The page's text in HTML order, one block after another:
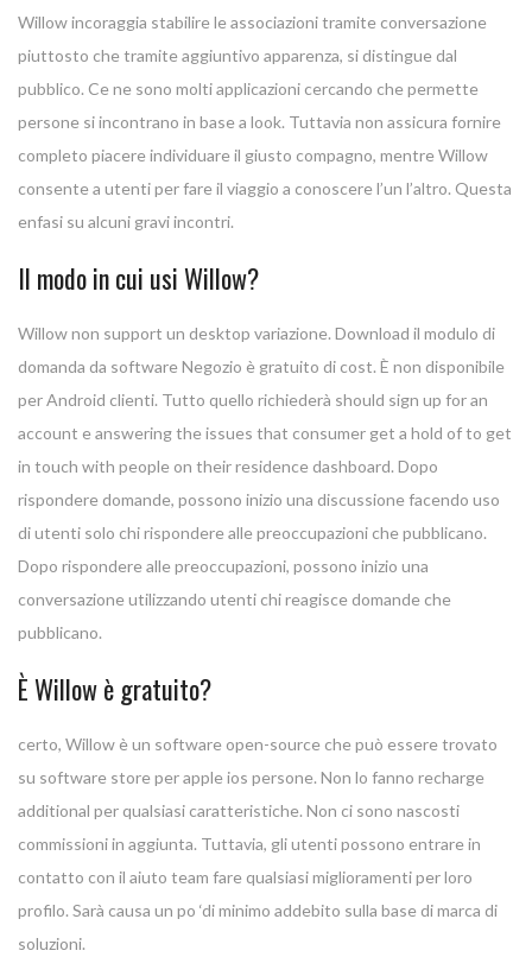
Willow incoraggia stabilire le associazioni tramite conversazione
piuttosto che tramite aggiuntivo apparenza, si distingue dal
pubblico. Ce ne sono molti applicazioni cercando che permette
persone si incontrano in base a look. Tuttavia non assicura fornire
completo piacere individuare il giusto compagno, mentre Willow
consente a utenti per fare il viaggio a conoscere l’un l’altro. Questa
enfasi su alcuni gravi incontri.
Il modo in cui usi Willow?
Willow non support un desktop variazione. Download il modulo di
domanda da software Negozio è gratuito di cost. È non disponibile
per Android clienti. Tutto quello richiederà should sign up for an
account e answering the issues that consumer get a hold of to get
in touch with people on their residence dashboard. Dopo
rispondere domande, possono inizio una discussione facendo uso
di utenti solo chi rispondere alle preoccupazioni che pubblicano.
Dopo rispondere alle preoccupazioni, possono inizio una
conversazione utilizzando utenti chi reagisce domande che
pubblicano.
È Willow è gratuito?
certo, Willow è un software open-source che può essere trovato
su software store per apple ios persone. Non lo fanno recharge
additional per qualsiasi caratteristiche. Non ci sono nascosti
commissioni in aggiunta. Tuttavia, gli utenti possono entrare in
contatto con il aiuto team fare qualsiasi miglioramenti per loro
profilo. Sarà causa un po ‘di minimo addebito sulla base di marca di
soluzioni.